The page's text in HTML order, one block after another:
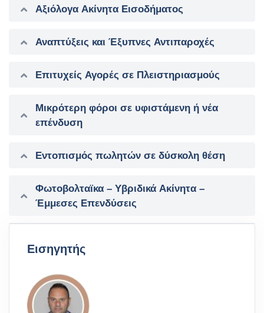
Αξιόλογα Ακίνητα Εισοδήματος
Αναπτύξεις και Έξυπνες Αντιπαροχές
Επιτυχείς Αγορές σε Πλειστηριασμούς
Μικρότερη φόροι σε υφιστάμενη ή νέα
επένδυση
Εντοπισμός πωλητών σε δύσκολη θέση
Φωτοβολταϊκα – Υβριδικά Ακίνητα –
Έμμεσες Επενδύσεις
Εισηγητής